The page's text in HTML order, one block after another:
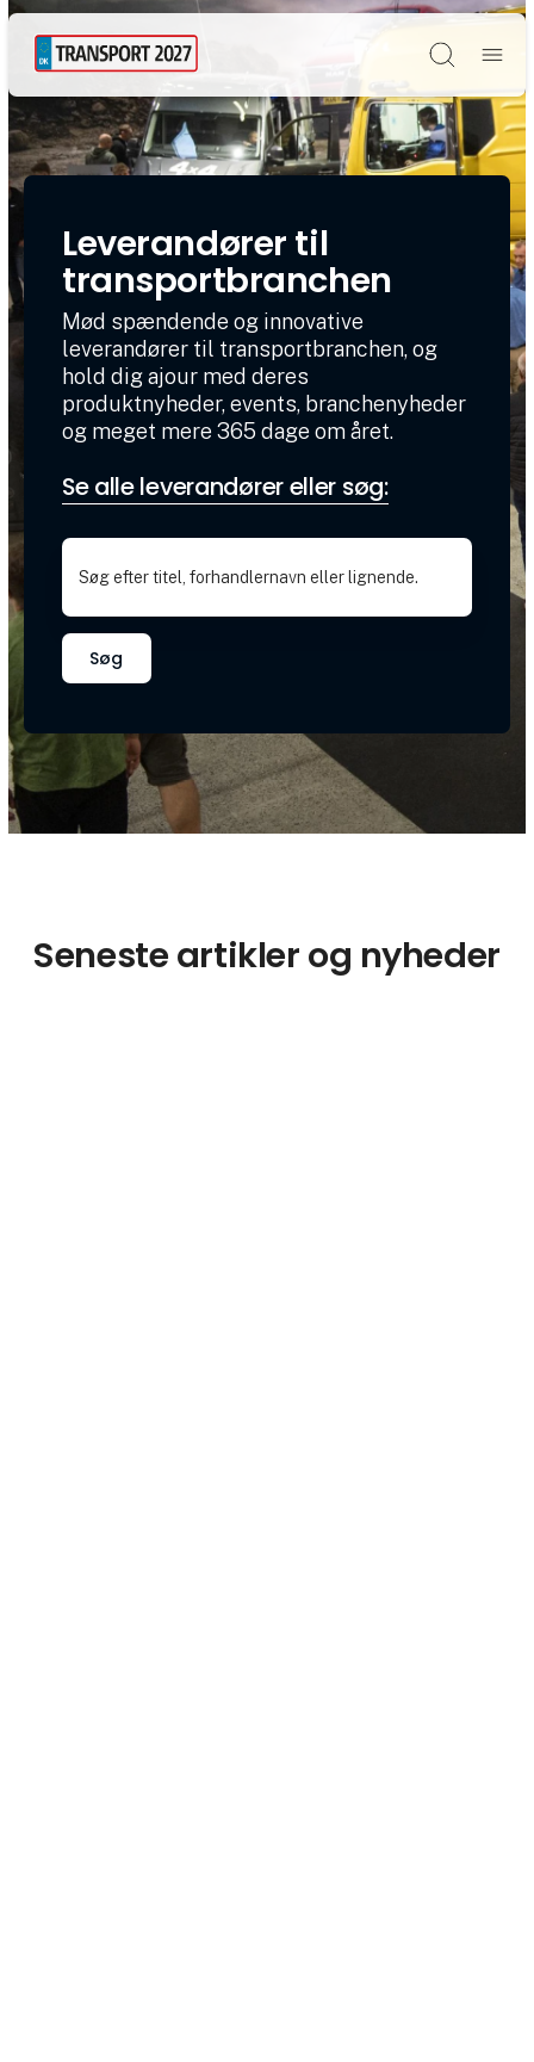
Søg
Leverandører til
transportbranchen
Mød spændende og innovative
leverandører til transportbranchen, og
hold dig ajour med deres
produktnyheder, events, branchenyheder
og meget mere 365 dage om året.
Se alle leverandører eller søg:
Søg
Seneste artikler og nyheder